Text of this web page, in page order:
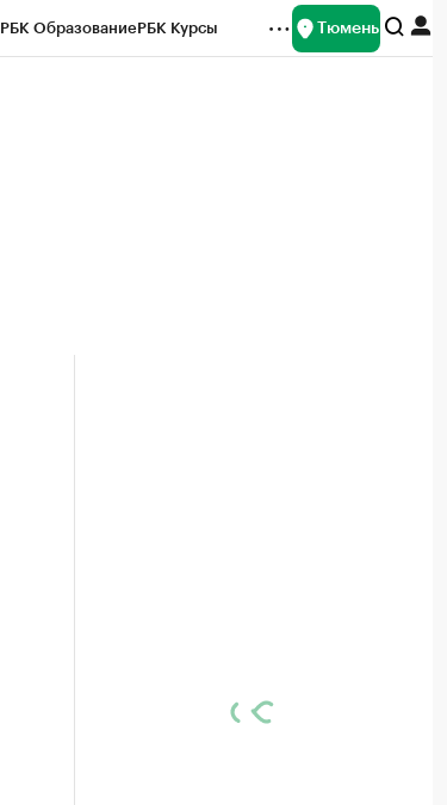
РБК ОбразованиеРБК Курсы Тюмень